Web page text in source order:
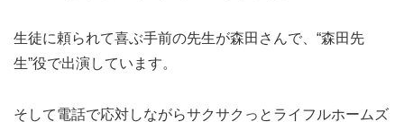
生徒に頼られて喜ぶ手前の先生が森田さんで、“森田先
生”役で出演しています。
そして電話で応対しながらサクサクっとライフルホームズ